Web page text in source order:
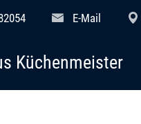
E-Mail
Küchenmeister